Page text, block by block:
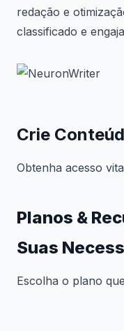
redação e
classificado e
Crie
Obtenha acesso
Planos &
Suas
Escolha o plano